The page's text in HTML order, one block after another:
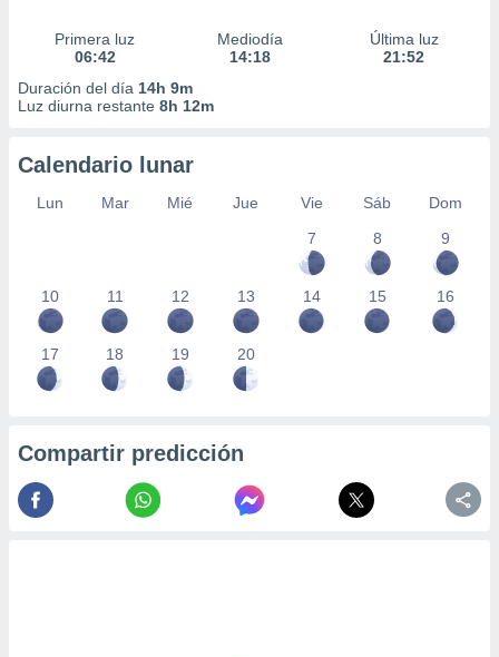
Primera luz
06:42
Mediodía
14:18
Última luz
21:52
Duración del día 14h 9m
Luz diurna restante 8h 12m
Calendario lunar
Lun Mar Mié Jue Vie Sáb
Dom
7
8 9
10 11 12 13 14 15 16
17 18 19 20
Compartir predicción